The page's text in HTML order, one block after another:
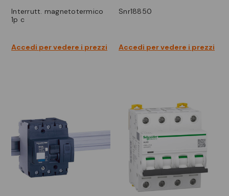
interrutt. magnetotermico
1p c
Accedi per vedere i prezzi
snr18850
Accedi per vedere i prezzi